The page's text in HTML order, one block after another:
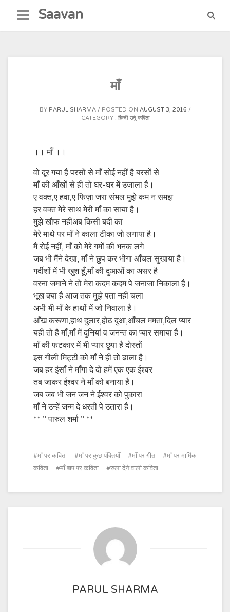
content
Saavan
माँ
BY PARUL SHARMA POSTED ON AUGUST 3, 2016
CATEGORY : हिन्दी-उर्दू कविता
।। माँ ।।
वो दूर गया है परसों से माँ सोई नहीं है बरसों से
माँ की आँखों से ही तो घर-घर में उजाला है।
ए वक्त,ए हवा,ए फिज़ा जरा संभल मुझे कम न समझ
हर वक्त मेरे साथ मेरी माँ का साया है।
मुझे खौफ नहींअब किसी बदी का
मेरे माथे पर माँ ने काला टीका जो लगाया है।
मैं रोई नहीं, माँ को मेरे गमों की भनक लगे
जब भी मैंने देखा, माँ ने छुप कर भीगा आँचल सुखाया है।
गर्दीशों में भी खुश हूँ,माँ की दुआओं का असर है
वरना जमाने ने तो मेरा कदम कदम पे जनाजा निकाला है।
भूख क्या है आज तक मुझे पता नहीं चला
अभी भी माँ के हाथों में जो निवाला है।
आँख करूणा,हाथ दुलार,होठ दुआ,आँचल ममता,दिल प्यार
यही तो है माँ,माँ में दुनियां व जनन्त का प्यार समाया है।
माँ की फटकार में भी प्यार छुपा है दोस्तों
इस गीली मिट्टी को माँ ने ही तो ढाला है।
जब हर इंसाँ ने माँगा दे दो हमें एक एक ईश्वर
तब जाकर ईश्वर ने माँ को बनाया है।
जब जब भी जन जन ने ईश्वर को पुकारा
माँ ने उन्हें जन्म दे धरती पे उतारा है।
** ” पारुल शर्मा ” **
माँ पर कविता माँ पर कुछ पंक्तियाँ माँ पर गीत
माँ पर मार्मिक
कविता
माँ बाप पर कविता रुला देने वाली कविता
PARUL SHARMA